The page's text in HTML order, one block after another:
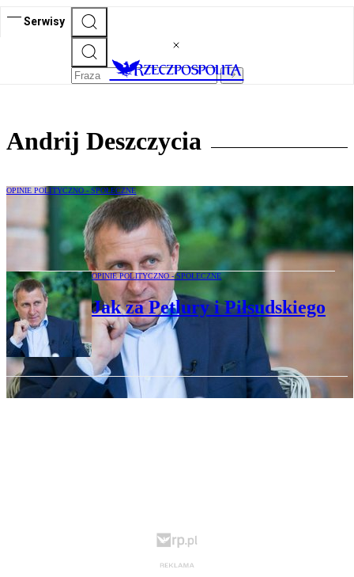
Serwisy
Andrij Deszczycia
OPINIE POLITYCZNO - SPOŁECZNE
Ambasador Ukrainy: Czarnobylskie
memento
OPINIE POLITYCZNO - SPOŁECZNE
Jak za Petlury i Piłsudskiego